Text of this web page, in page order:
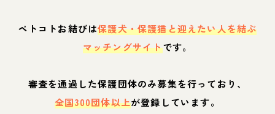
ペトコトお結びは保護犬・保護猫と迎えたい人を結ぶ
マッチングサイトです。
審査を通過した保護団体のみ募集を行っており、
全国300団体以上が登録しています。